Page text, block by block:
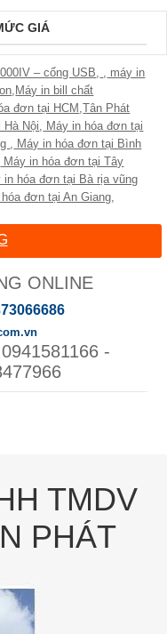
GIÁ
– cổng USB, , máy in
, Máy in bill chất
đơn tại HCM ,Tân Phát
Hà Nội, Máy in hóa đơn tại
, Máy in hóa đơn tại Bình
Máy in hóa đơn tại Tây
in hóa đơn tại Bà rịa vũng
đơn tại An Giang,
ONLINE
0941581166 -
TMDV
PHÁT